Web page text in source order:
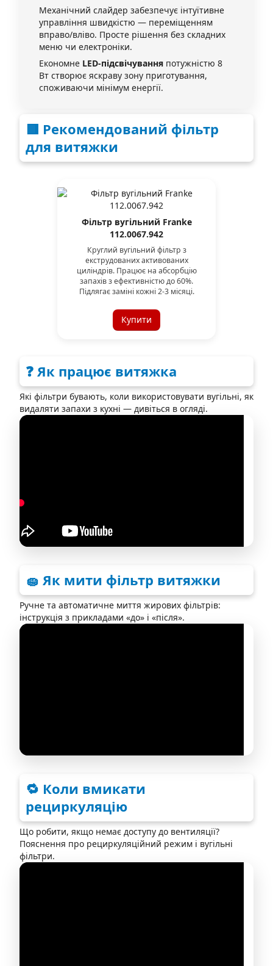
Механічний слайдер забезпечує інтуїтивне
управління швидкістю — переміщенням
вправо/вліво. Просте рішення без складних
меню чи електроніки.
Економне LED-підсвічування потужністю 8
Вт створює яскраву зону приготування,
споживаючи мінімум енергії.
🟥 Рекомендований фільтр
для витяжки
Фільтр вугільний Franke
112.0067.942
Круглий вугільний фільтр з
екструдованих активованих
циліндрів. Працює на абсорбцію
запахів з ефективністю до 60%.
Підлягає заміні кожні 2-3 місяці.
Купити
❓ Як працює витяжка
Які фільтри бувають, коли використовувати вугільні, як
видаляти запахи з кухні — дивіться в огляді.
🧽 Як мити фільтр витяжки
Ручне та автоматичне миття жирових фільтрів:
інструкція з прикладами «до» і «після».
🔁 Коли вмикати
рециркуляцію
Що робити, якщо немає доступу до вентиляції?
Пояснення про рециркуляційний режим і вугільні
фільтри.